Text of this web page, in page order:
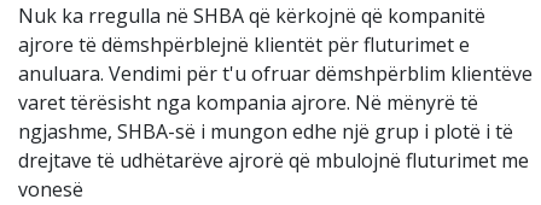
Nuk ka rregulla në SHBA që kërkojnë që kompanitë
ajrore të dëmshpërblejnë klientët për fluturimet e
anuluara. Vendimi për t'u ofruar dëmshpërblim klientëve
varet tërësisht nga kompania ajrore. Në mënyrë të
ngjashme, SHBA-së i mungon edhe një grup i plotë i të
drejtave të udhëtarëve ajrorë që mbulojnë fluturimet me
vonesë